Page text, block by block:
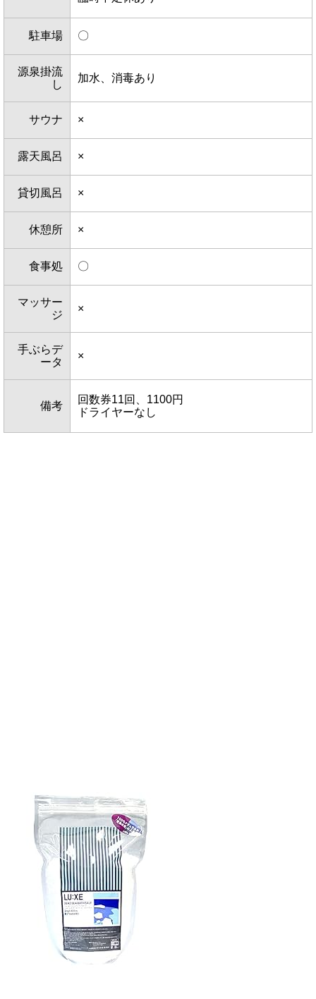
駐車場 〇
源泉掛流
し
加水、消毒あり
サウナ ×
露天風呂 ×
貸切風呂 ×
休憩所 ×
食事処 〇
マッサー
ジ
×
手ぶらデ
ータ
×
備考
回数券11回、1100円
ドライヤーなし